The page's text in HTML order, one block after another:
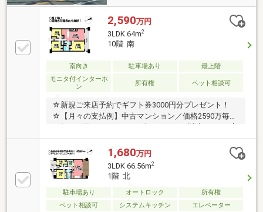
2,590万円
3LDK 64m2
10階 南
南向き 駐車場あり
最上階
モニタ付インターホ
ン
所有権 ペット相談可
☆新規ご来店予約でギフト券3000円分プレゼント！
☆【月々の支払例】中古マンション／価格2590万毎月
様に合った銀行選びお手伝いします〇●〇 見るだけ
ＯＫ！聞くだけＯＫ！ 〇●〇 資料請求・ご案内い
つでもお気軽にお問合せください！ 現地を案内しな
がら周辺環境も見て頂けます□■□ 物件の特徴
地 ◎陽当りや眺望のよい最上階 ◎お洒落なエント
ランス♪安心のオートロック ◎ペット飼育可能
1,680万円
3LDK 66.56m2
1階 北
駐車場あり オートロック
所有権
ペット相談可
システムキッチン エレベーター